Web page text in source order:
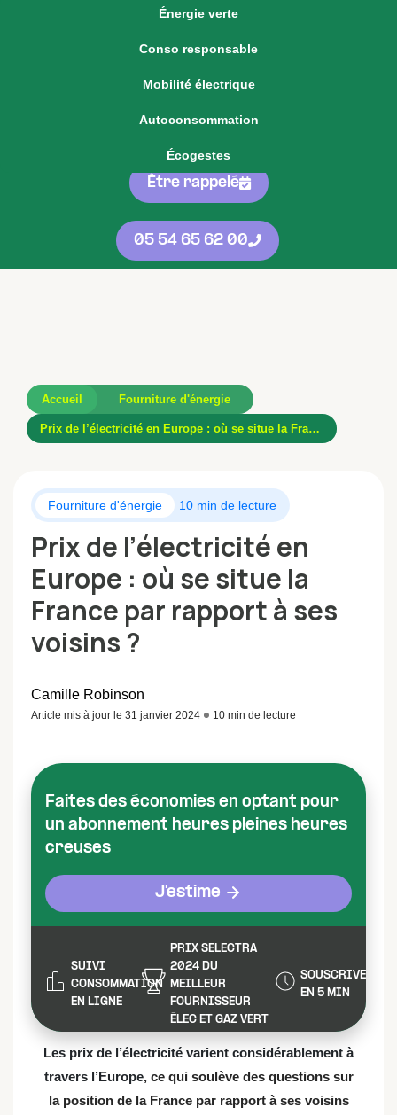
Énergie verte
Conso responsable
Mobilité électrique
Autoconsommation
Écogestes
Voir notre offre d'énergie fixe
05 54 65 62 00
Être rappelé
05 54 65 62 00
Accueil Fourniture d'énergie
Prix de l’électricité en Europe : où se situe la France par rapport à ses voisins ?
Fourniture d'énergie 10 min de lecture
Prix de l’électricité en
Europe : où se situe la
France par rapport à ses
voisins ?
Camille Robinson
Article mis à jour le 31 janvier 2024 10 min de lecture
Faites des économies en optant pour
un abonnement heures pleines heures
creuses
J'estime
SUIVI
CONSOMMATION
EN LIGNE
PRIX SELECTRA
2024 DU
MEILLEUR
FOURNISSEUR
ÉLEC ET GAZ VERT
SOUSCRIVEZ
EN 5 MIN
Les prix de l’électricité varient considérablement à
travers l’Europe, ce qui soulève des questions sur
la position de la France par rapport à ses voisins